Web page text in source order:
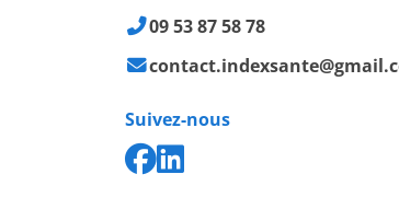
09 53 87 58 78
Suivez-nous